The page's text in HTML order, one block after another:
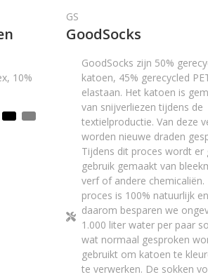
10%
GS
GoodSocks
GoodSocks zijn 50%
katoen, 45% gerecycled
elastaan. Het katoen is
van snijverliezen tijdens de
textielproductie. Van deze
worden nieuwe draden
Tijdens dit proces wordt er
gebruik gemaakt van
verf of andere chemicaliën.
proces is 100% natuurlijk en
daarom besparen we
1.000 liter water per paar
wat normaal gesproken
gebruikt om katoen te
te verwerken. De sokken